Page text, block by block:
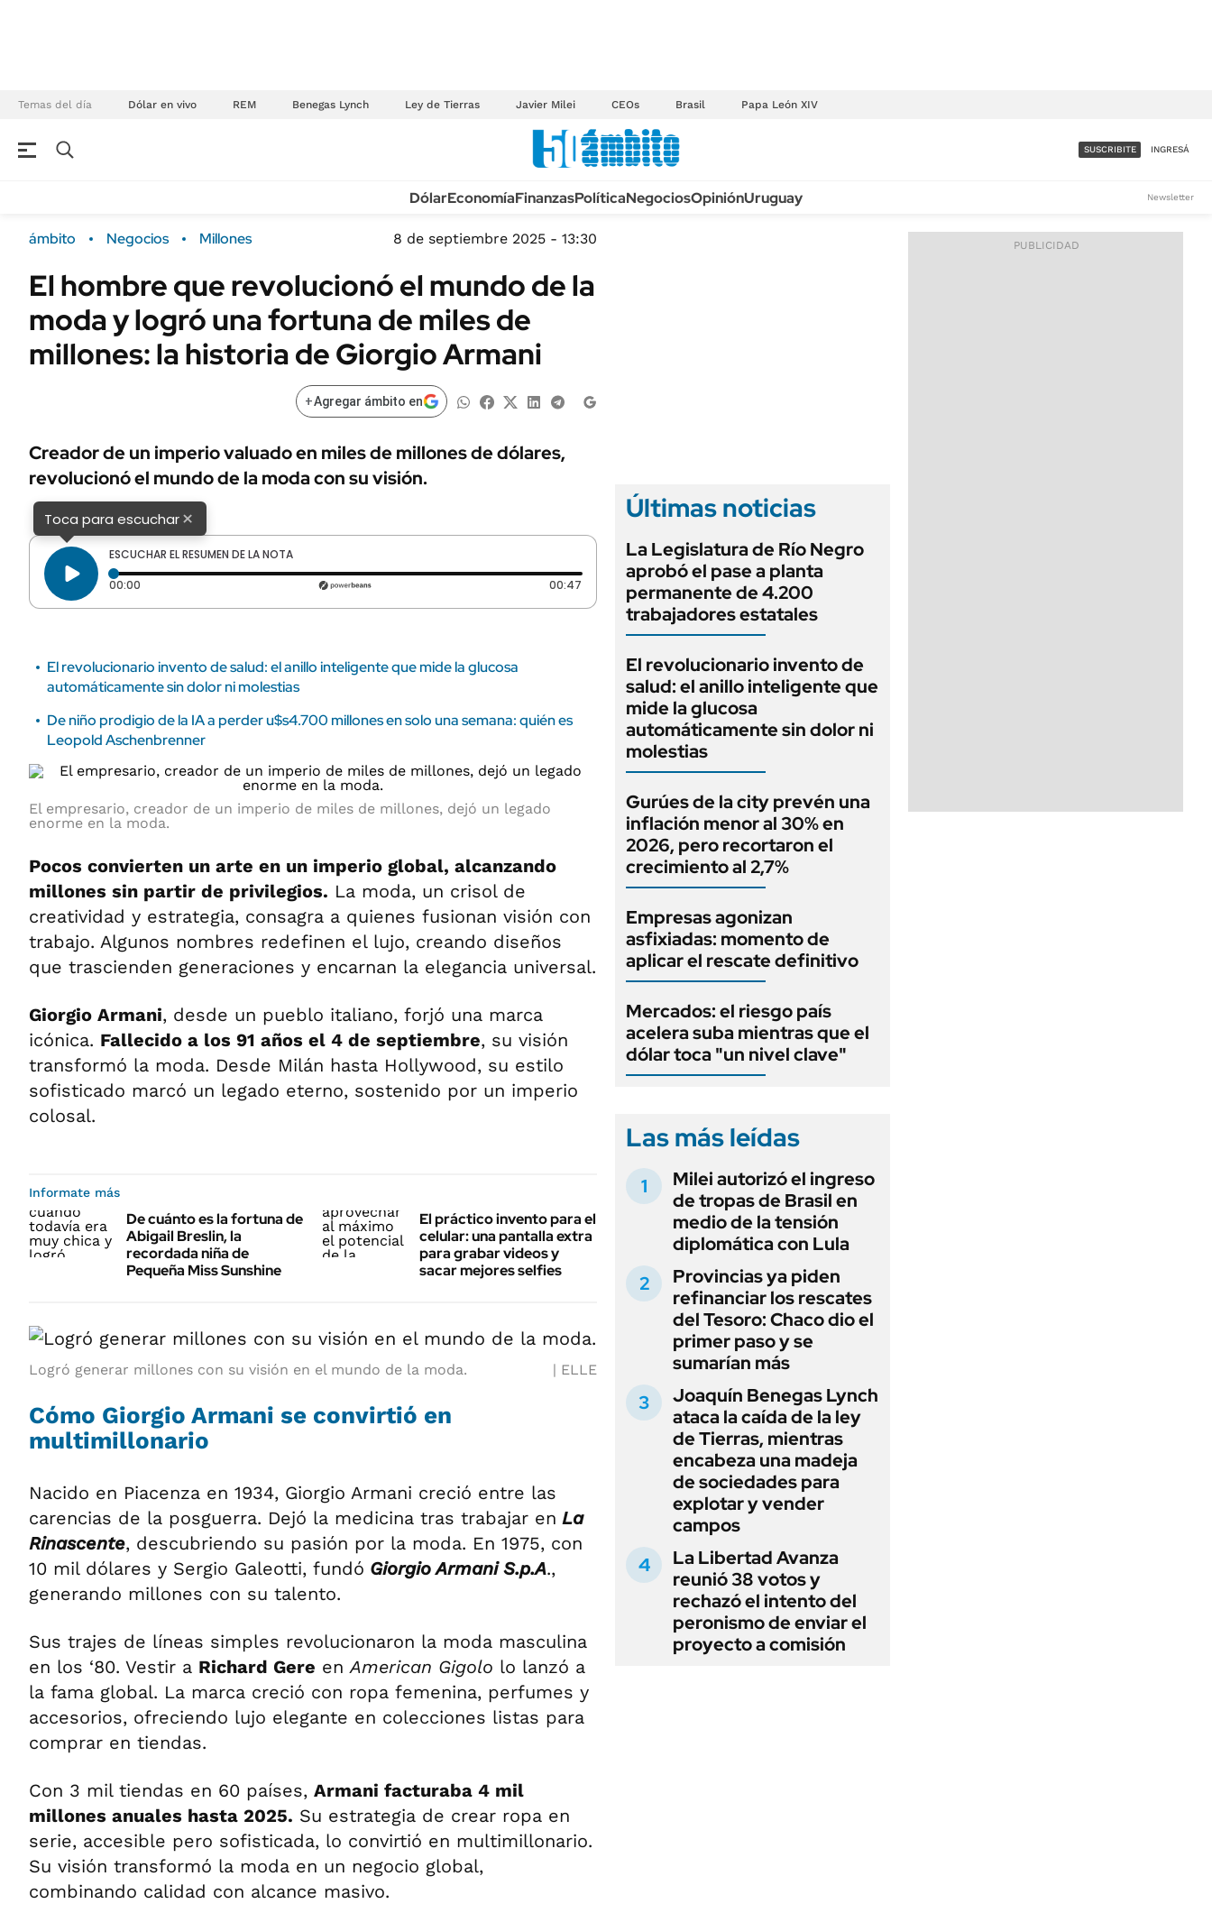
Temas del día Dólar en vivo REM Benegas Lynch Ley de Tierras Javier Milei CEOs Brasil Papa León XIV
Campo
FINANZAS
Dólar
Sustentabilidad
Seguros
POLÍTICA
URUGUAY
TECNOLOGÍA
MÉXICO
MUNDO
INFORMACIÓN GENERAL
ESPECTÁCULOS
AUTOS
ACCESO FULL - $1.800/MES
SUSCRIBITE INGRESÁ
DólarEconomíaFinanzasPolíticaNegociosOpiniónUruguay Newsletter
ámbito Negocios Millones 8 de septiembre 2025 - 13:30
El hombre que revolucionó el mundo de la
moda y logró una fortuna de miles de
millones: la historia de Giorgio Armani
+Agregar ámbito en
Creador de un imperio valuado en miles de millones de dólares,
revolucionó el mundo de la moda con su visión.
Toca para escuchar×
ESCUCHAR EL RESUMEN DE LA NOTA
00:00 Tiempo transcurrido: 0 segundos 00:47 Duración: 47 segundos
El revolucionario invento de salud: el anillo inteligente que mide la glucosa
automáticamente sin dolor ni molestias
De niño prodigio de la IA a perder u$s4.700 millones en solo una semana: quién es
Leopold Aschenbrenner
El empresario, creador de un imperio de miles de millones, dejó un legado
enorme en la moda.
Pocos convierten un arte en un imperio global, alcanzando
millones sin partir de privilegios. La moda, un crisol de
creatividad y estrategia, consagra a quienes fusionan visión con
trabajo. Algunos nombres redefinen el lujo, creando diseños
que trascienden generaciones y encarnan la elegancia universal.
Giorgio Armani, desde un pueblo italiano, forjó una marca
icónica. Fallecido a los 91 años el 4 de septiembre, su visión
transformó la moda. Desde Milán hasta Hollywood, su estilo
sofisticado marcó un legado eterno, sostenido por un imperio
colosal.
Informate más
De cuánto es la fortuna de
Abigail Breslin, la
recordada niña de
Pequeña Miss Sunshine
El práctico invento para el
celular: una pantalla extra
para grabar videos y
sacar mejores selfies
Logró generar millones con su visión en el mundo de la moda. ELLE
Cómo Giorgio Armani se convirtió en
multimillonario
Nacido en Piacenza en 1934, Giorgio Armani creció entre las
carencias de la posguerra. Dejó la medicina tras trabajar en La
Rinascente, descubriendo su pasión por la moda. En 1975, con
10 mil dólares y Sergio Galeotti, fundó Giorgio Armani S.p.A.,
generando millones con su talento.
Sus trajes de líneas simples revolucionaron la moda masculina
en los ‘80. Vestir a Richard Gere enAmerican Gigolo lo lanzó a
la fama global. La marca creció con ropa femenina, perfumes y
accesorios, ofreciendo lujo elegante en colecciones listas para
comprar en tiendas.
Con 3 mil tiendas en 60 países, Armani facturaba 4 mil
millones anuales hasta 2025. Su estrategia de crear ropa en
serie, accesible pero sofisticada, lo convirtió en multimillonario.
Su visión transformó la moda en un negocio global,
combinando calidad con alcance masivo.
Últimas noticias
La Legislatura de Río Negro
aprobó el pase a planta
permanente de 4.200
trabajadores estatales
El revolucionario invento de
salud: el anillo inteligente que
mide la glucosa
automáticamente sin dolor ni
molestias
Gurúes de la city prevén una
inflación menor al 30% en
2026, pero recortaron el
crecimiento al 2,7%
Empresas agonizan
asfixiadas: momento de
aplicar el rescate definitivo
Mercados: el riesgo país
acelera suba mientras que el
dólar toca "un nivel clave"
Las más leídas
Milei autorizó el ingreso
de tropas de Brasil en
medio de la tensión
diplomática con Lula
Provincias ya piden
refinanciar los rescates
del Tesoro: Chaco dio el
primer paso y se
sumarían más
Joaquín Benegas Lynch
ataca la caída de la ley
de Tierras, mientras
encabeza una madeja
de sociedades para
explotar y vender
campos
La Libertad Avanza
reunió 38 votos y
rechazó el intento del
peronismo de enviar el
proyecto a comisión